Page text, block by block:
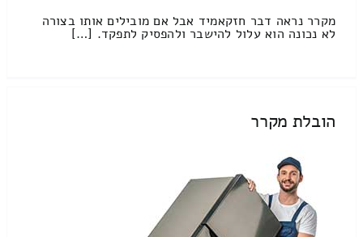
מקרר נראה דבר חזקאמיד אבל אם מובילים אותו בצורה
לא נכונה הוא עלול להישבר ולהפסיק לתפקד. […]
הובלת מקרר